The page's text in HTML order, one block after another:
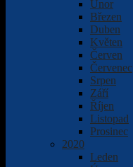
Únor
Březen
Duben
Květen
Červen
Červenec
Srpen
Září
Říjen
Listopad
Prosinec
2020
Leden